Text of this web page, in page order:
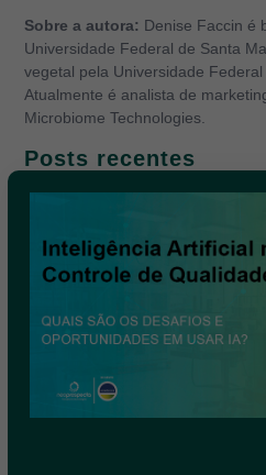
Sobre a autora: Denise Faccin é
Universidade Federal de Santa
vegetal pela Universidade
Atualmente é analista de
Microbiome Technologies.
Posts recentes